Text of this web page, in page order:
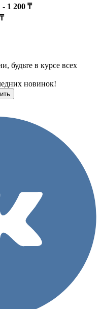
- 1 200 ₸
будьте в курсе всех
новинок!